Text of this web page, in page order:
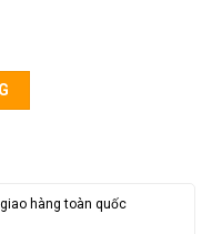
số lượng
hàng toàn quốc